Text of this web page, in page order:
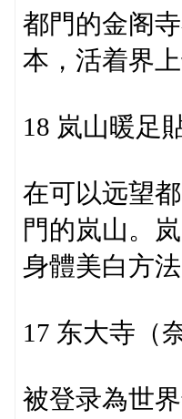
都門的金阁
本，活着界
18 岚山暖足
在可以远望
門的岚山。
身體美白方法
17 东大寺（
被登录為世